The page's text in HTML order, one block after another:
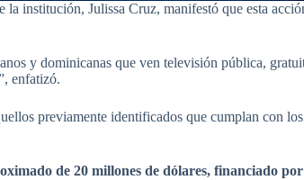
institución, Julissa Cruz, manifestó que esta
y dominicanas que ven televisión pública,
enfatizó.
previamente identificados que cumplan con
de 20 millones de dólares, financiado